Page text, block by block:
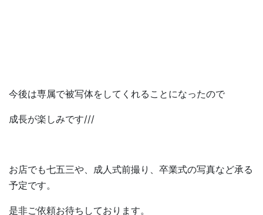
今後は専属で被写体をしてくれることになったので
成長が楽しみです///
お店でも七五三や、成人式前撮り、卒業式の写真など承る
予定です。
是非ご依頼お待ちしております。